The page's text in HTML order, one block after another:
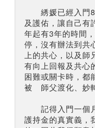
綉媛已經入門8
及護佑，讓自己有
年起有3年的時間
停，沒有辦法到共
上的共心，以及師
有向上回報及共心
困難或關卡時，都
被 師父渡化、妙
記得入門一個
護持金的真實義，